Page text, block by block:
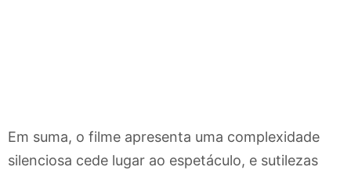
Em suma, o filme apresenta uma complexidade
silenciosa cede lugar ao espetáculo, e sutilezas